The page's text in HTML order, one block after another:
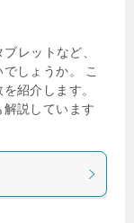
レットなど、
しょうか。 こ
紹介します。
説しています